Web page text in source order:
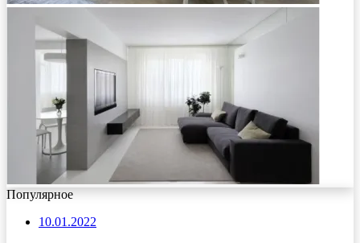
Популярное
10.01.2022